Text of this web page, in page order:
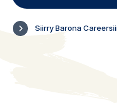
Siirry Barona